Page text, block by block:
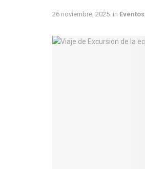
26 noviembre, 2025 in Eventos